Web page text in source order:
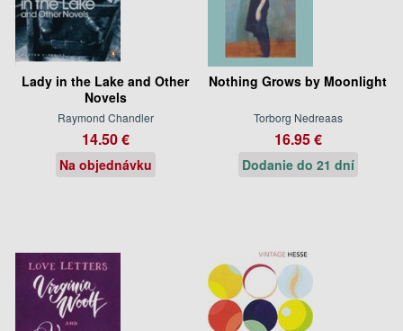
Lady in the Lake and Other
Novels
Raymond Chandler
14.50 €
Na objednávku
Nothing Grows by Moonlight
Torborg Nedreaas
16.95 €
Dodanie do 21 dní